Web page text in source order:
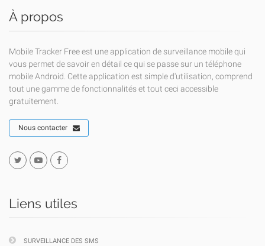
À propos
Mobile Tracker Free est une application de surveillance mobile qui
vous permet de savoir en détail ce qui se passe sur un téléphone
mobile Android. Cette application est simple d'utilisation, comprend
tout une gamme de fonctionnalités et tout ceci accessible
gratuitement.
Nous contacter
Liens utiles
SURVEILLANCE DES SMS